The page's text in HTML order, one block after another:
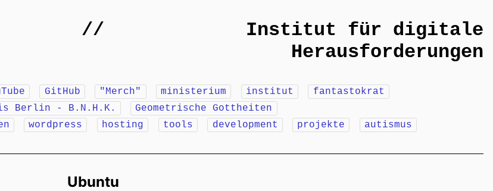
//
Institut für digitale
Herausforderungen
GitHub "Merch" ministerium institut
fantastokrat
Berlin - B.N.H.K.
Geometrische Gottheiten
wordpress hosting tools development projekte autismus
Ubuntu